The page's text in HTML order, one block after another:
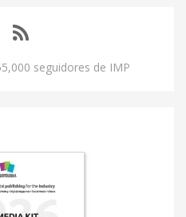
seguidores de IMP